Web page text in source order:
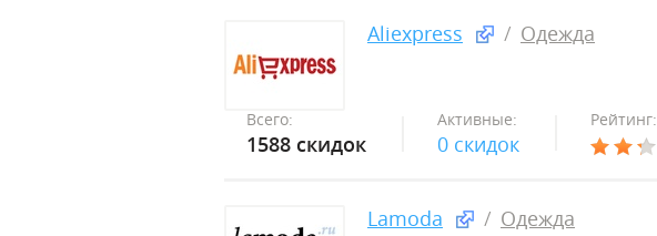
Aliexpress Одежда
Всего:
1588 скидок
Активные:
0 скидок
Рейтинг:
Lamoda Одежда